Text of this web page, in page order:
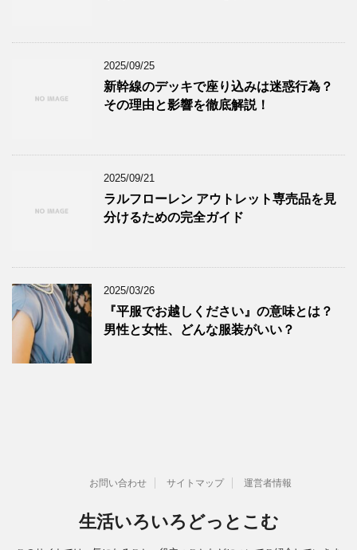
2025/09/25
新幹線のデッキで座り込みは迷惑行為？
その理由と影響を徹底解説！
2025/09/21
ラルフローレン アウトレット専売品を見
分けるための完全ガイド
2025/03/26
『平服でお越しください』の意味とは？
男性と女性、どんな服装がいい？
お問い合わせ サイトマップ 運営者情報
生活いろいろどっとこむ